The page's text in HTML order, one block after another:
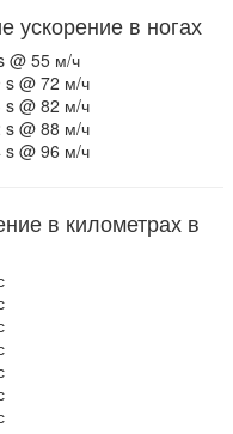
ускорение в ногах
@ 55 м/ч
s @ 72 м/ч
s @ 82 м/ч
s @ 88 м/ч
s @ 96 м/ч
в километрах в